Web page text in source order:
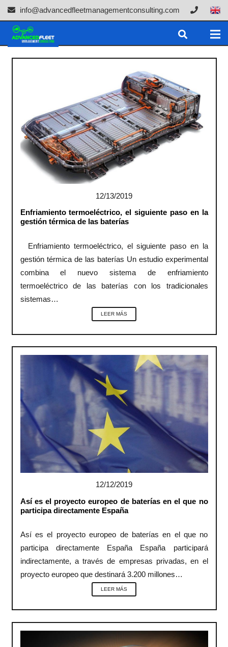
info@advancedfleetmanagementconsulting.com
12/13/2019
Enfriamiento termoeléctrico, el siguiente paso en la
gestión térmica de las baterías
Enfriamiento termoeléctrico, el siguiente paso en la
gestión térmica de las baterías Un estudio experimental
combina el nuevo sistema de enfriamiento
termoeléctrico de las baterías con los tradicionales
sistemas…
LEER MÁS
12/12/2019
Así es el proyecto europeo de baterías en el que no
participa directamente España
Así es el proyecto europeo de baterías en el que no
participa directamente España España participará
indirectamente, a través de empresas privadas, en el
proyecto europeo que destinará 3.200 millones…
LEER MÁS